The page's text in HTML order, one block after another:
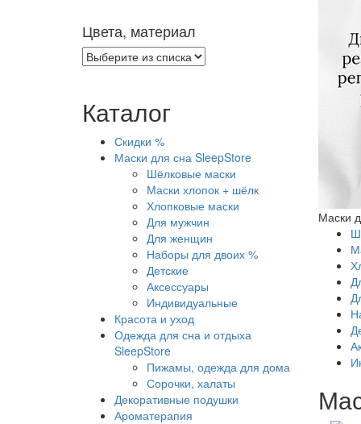
Цвета, материал
Каталог
Скидки %
Маски для сна SleepStore
Шёлковые маски
Маски хлопок + шёлк
Хлопковые маски
Для мужчин
Для женщин
Наборы для двоих %
Детские
Аксессуары
Индивидуальные
Красота и уход
Одежда для сна и отдыха
SleepStore
Пижамы, одежда для дома
Сорочки, халаты
Декоративные подушки
Ароматерапия
Маски